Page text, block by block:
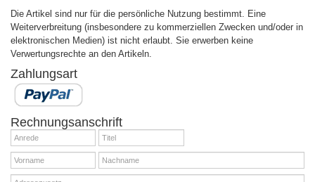
Die Artikel sind nur für die persönliche Nutzung bestimmt. Eine
Weiterverbreitung (insbesondere zu kommerziellen Zwecken und/oder in
elektronischen Medien) ist nicht erlaubt. Sie erwerben keine
Verwertungsrechte an den Artikeln.
Zahlungsart
Rechnungsanschrift